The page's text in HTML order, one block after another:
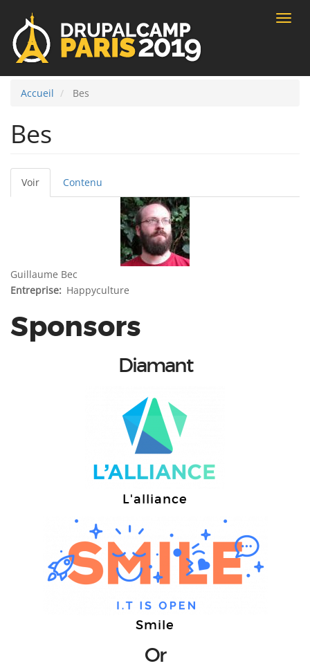
Toggle
Accueil Bes
Bes
Onglets
principaux
Voir (onglet
actif)
Contenu
Guillaume Bec
Entreprise
Happyculture
Sponsors
Diamant
L'alliance
Smile
Or